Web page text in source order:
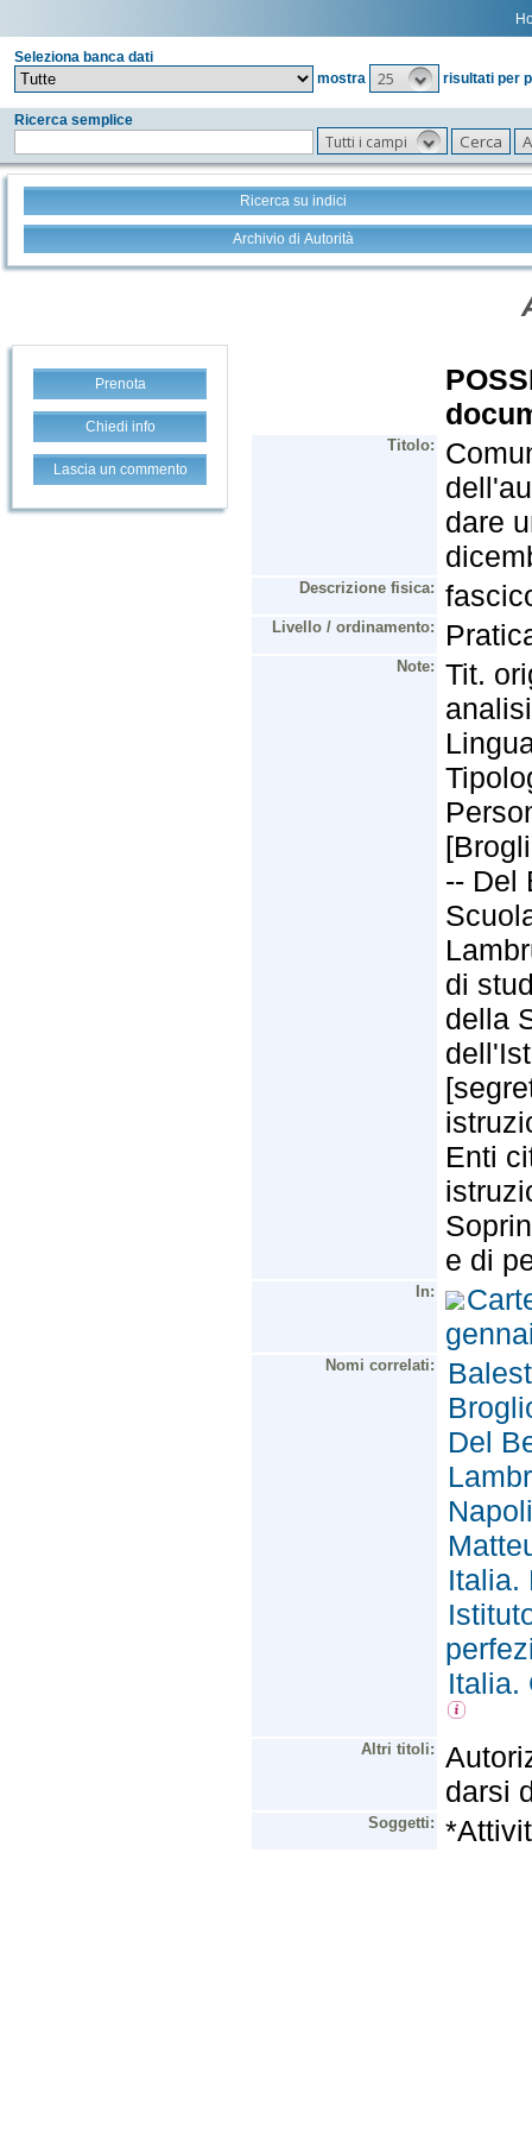
Seleziona banca dati
mostra
25 risultati per
Ricerca semplice
Tutti i campi
Ricerca su indici
Archivio di Autorità
Prenota
Chiedi info
Lascia un commento